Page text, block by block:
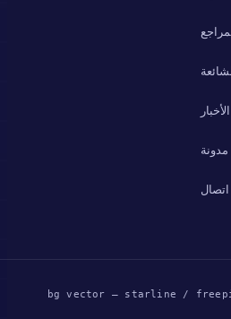
bg vector — starline /